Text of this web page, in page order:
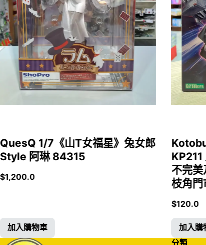
QuesQ 1/7《山T女福星》兔女郎
Style 阿琳 84315
$1,200.0
加入購物車
不完
枝角
$120.0
加入購
分類